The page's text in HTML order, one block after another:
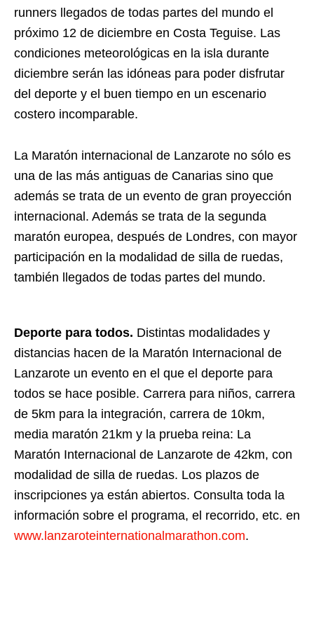
runners llegados de todas partes del mundo el
próximo 12 de diciembre en Costa Teguise. Las
condiciones meteorológicas en la isla durante
diciembre serán las idóneas para poder disfrutar
del deporte y el buen tiempo en un escenario
costero incomparable.
La Maratón internacional de Lanzarote no sólo es
una de las más antiguas de Canarias sino que
además se trata de un evento de gran proyección
internacional. Además se trata de la segunda
maratón europea, después de Londres, con mayor
participación en la modalidad de silla de ruedas,
también llegados de todas partes del mundo.
Deporte para todos. Distintas modalidades y
distancias hacen de la Maratón Internacional de
Lanzarote un evento en el que el deporte para
todos se hace posible. Carrera para niños, carrera
de 5km para la integración, carrera de 10km,
media maratón 21km y la prueba reina: La
Maratón Internacional de Lanzarote de 42km, con
modalidad de silla de ruedas. Los plazos de
inscripciones ya están abiertos. Consulta toda la
información sobre el programa, el recorrido, etc. en
www.lanzaroteinternationalmarathon.com.